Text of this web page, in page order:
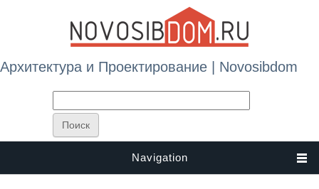
Архитектура и Проектирование | Novosibdom
Navigation